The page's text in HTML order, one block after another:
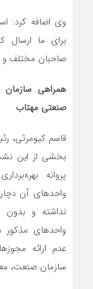
وی اضافه کرد:
برای ما ارسال
صاحبان مختلف
همراهی
صنعتی مهتاب
قاسم کیومرثی،
بخشی از این
پروانه
واحدهای آن
نداشته و بدون
واحدهای مذکور
عدم ارائه
سازمان صنعت،